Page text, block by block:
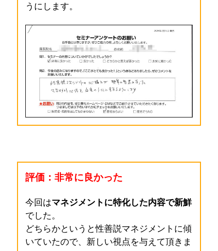
うにします。
評価：非常に良かった
今回はマネジメントに特化した内容で新鮮
でした。
どちらかというと性善説マネジメントに傾
いていたので、新しい視点を与えて頂きま